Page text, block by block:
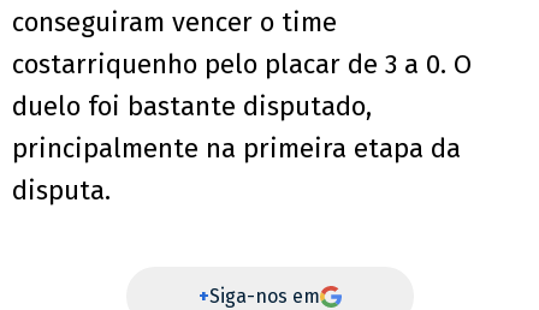
conseguiram vencer o time
costarriquenho pelo placar de 3 a 0. O
duelo foi bastante disputado,
principalmente na primeira etapa da
disputa.
+Siga-nos em